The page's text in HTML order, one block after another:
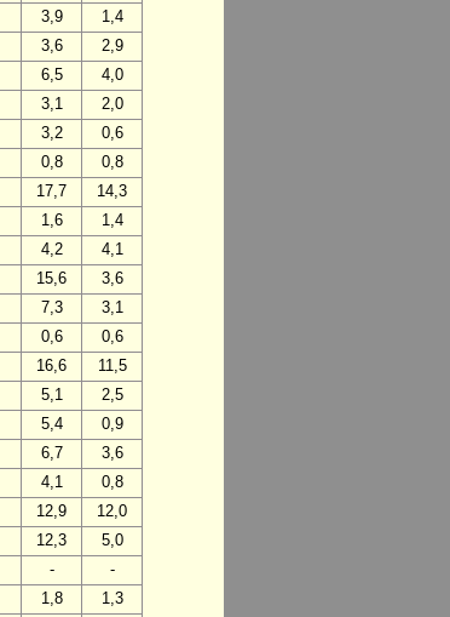
3,9
1,4
3,6
2,9
6,5
4,0
3,1
2,0
3,2
0,6
0,8
0,8
17,7
14,3
1,6
1,4
4,2
4,1
15,6
3,6
7,3
3,1
0,6
0,6
16,6
11,5
5,1
2,5
5,4
0,9
6,7
3,6
4,1
0,8
12,9
12,0
12,3
5,0
-
-
1,8
1,3